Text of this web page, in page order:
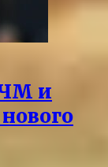
ЧМ и